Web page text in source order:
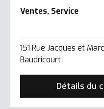
Ventes, Service
151 Rue Jacques et
Baudricourt
Détails du